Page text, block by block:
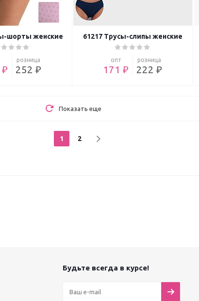
шорты женские
₽
розница
252 ₽
61217 Трусы-слипы женские
опт
171 ₽
розница
222 ₽
Показать еще
1 2
Будьте всегда в курсе!